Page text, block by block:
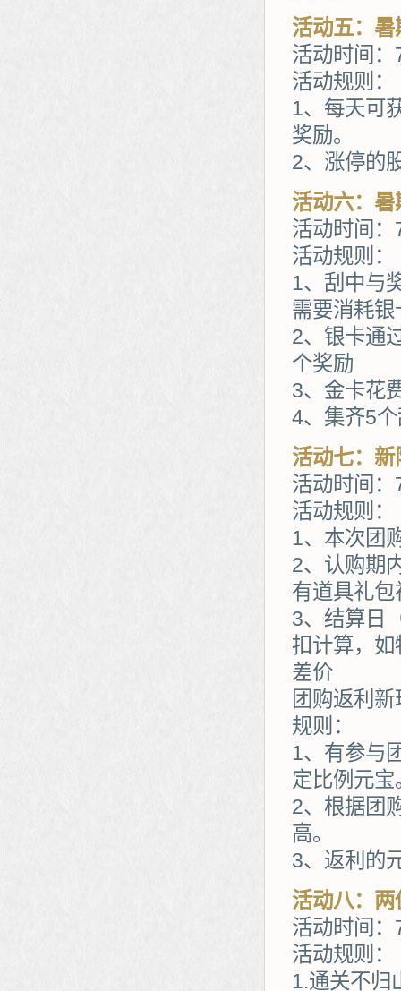
活动五：
活动时间
活动规则：
1、每天可
奖励。
2、涨停的
活动六：
活动时间
活动规则：
1、刮中与
需要消耗银
2、银卡通
个奖励
3、金卡花
4、集齐5
活动七：新
活动时间
活动规则：
1、本次团
2、认购期
有道具礼
3、结算日
扣计算，
差价
团购返利新
规则：
1、有参与
定比例元宝
2、根据团
高。
3、返利的
活动八：两
活动时间
活动规则：
1.通关不归